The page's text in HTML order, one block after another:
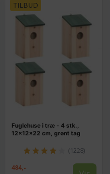
TILBUD
Fuglehuse i træ - 4 stk.,
12×12×22 cm, grønt tag
(1228)
484,-